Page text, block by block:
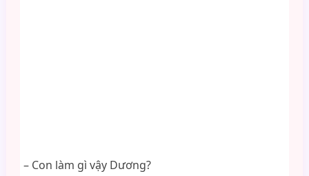
– Con làm gì vậy Dương?